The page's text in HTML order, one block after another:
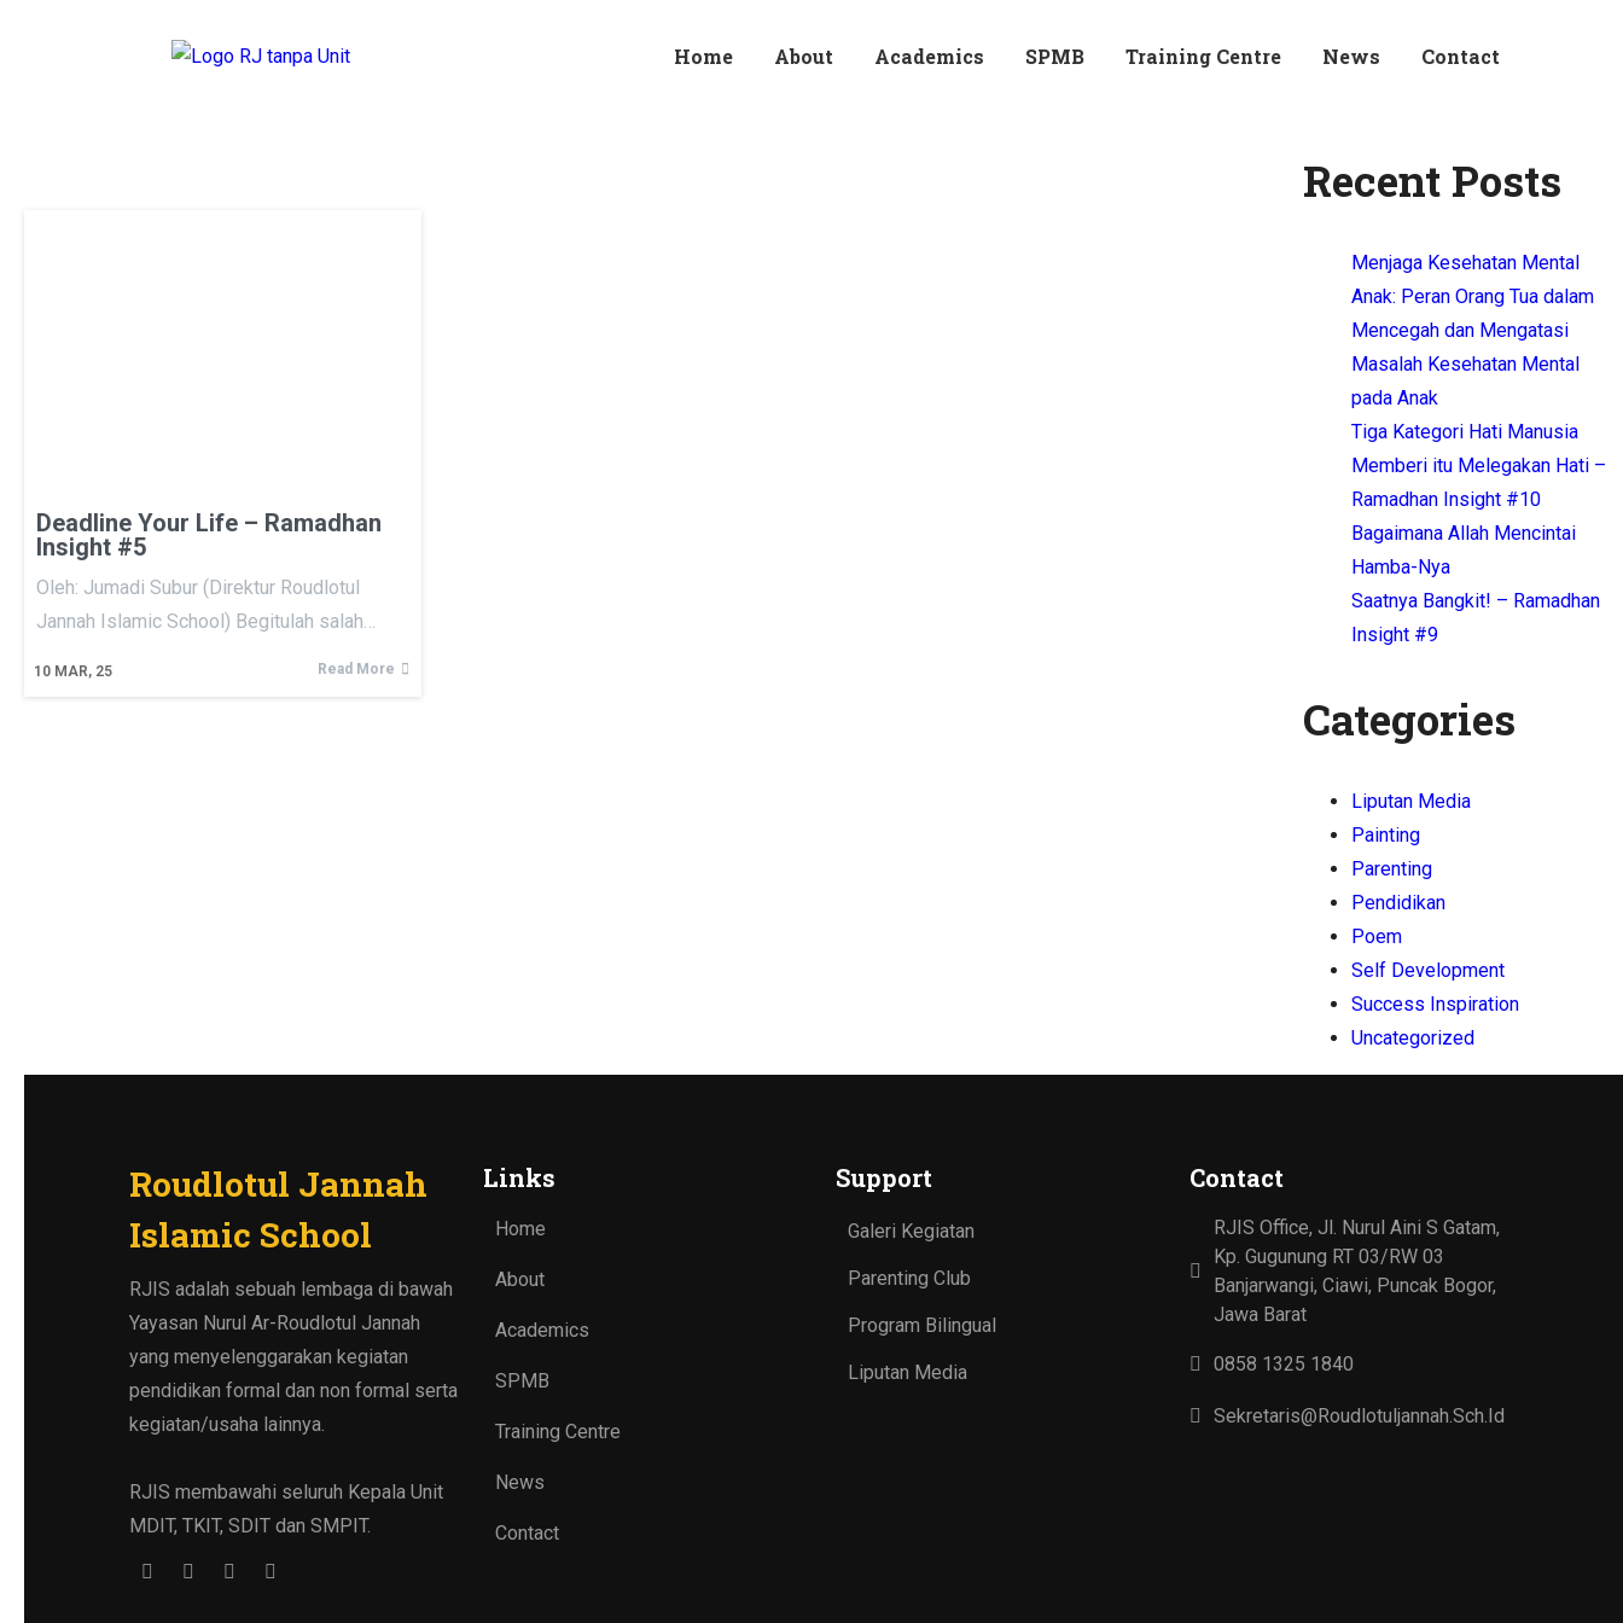
Home About Academics SPMB Training Centre News Contact
Deadline Your Life – Ramadhan
Insight #5
10 MAR, 25
Oleh: Jumadi Subur (Direktur Roudlotul
Jannah Islamic School) Begitulah salah…
Read More
Recent Posts
Menjaga Kesehatan Mental
Anak: Peran Orang Tua dalam
Mencegah dan Mengatasi
Masalah Kesehatan Mental
pada Anak
Tiga Kategori Hati Manusia
Memberi itu Melegakan Hati –
Ramadhan Insight #10
Bagaimana Allah Mencintai
Hamba-Nya
Saatnya Bangkit! – Ramadhan
Insight #9
Categories
Liputan Media
Painting
Parenting
Pendidikan
Poem
Self Development
Success Inspiration
Uncategorized
Roudlotul Jannah
Islamic School
RJIS adalah sebuah lembaga di bawah
Yayasan Nurul Ar-Roudlotul Jannah
yang menyelenggarakan kegiatan
pendidikan formal dan non formal serta
kegiatan/usaha lainnya.
RJIS membawahi seluruh Kepala Unit
MDIT, TKIT, SDIT dan SMPIT.
Links
Home
About
Academics
SPMB
Training Centre
News
Contact
Support
Galeri Kegiatan
Parenting Club
Program Bilingual
Liputan Media
Contact
RJIS Office, Jl. Nurul Aini S Gatam,
Kp. Gugunung RT 03/RW 03
Banjarwangi, Ciawi, Puncak Bogor,
Jawa Barat
0858 1325 1840
Sekretaris@roudlotuljannah.sch.id